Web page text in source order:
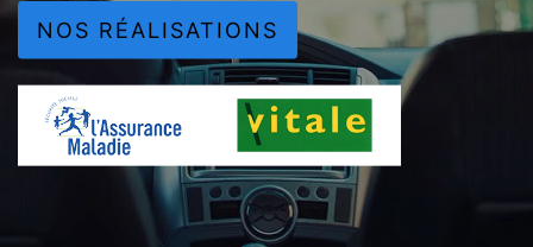
NOS RÉALISATIONS